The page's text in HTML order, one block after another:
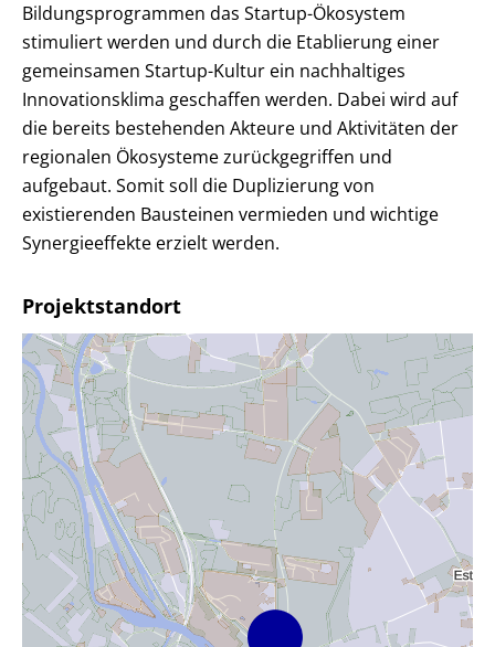
Bildungsprogrammen das Startup-Ökosystem
stimuliert werden und durch die Etablierung einer
gemeinsamen Startup-Kultur ein nachhaltiges
Innovationsklima geschaffen werden. Dabei wird auf
die bereits bestehenden Akteure und Aktivitäten der
regionalen Ökosysteme zurückgegriffen und
aufgebaut. Somit soll die Duplizierung von
existierenden Bausteinen vermieden und wichtige
Synergieeffekte erzielt werden.
Projektstandort